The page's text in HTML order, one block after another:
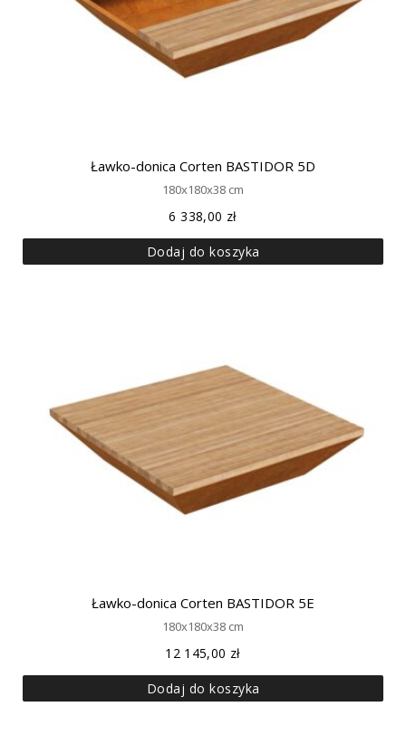
Ławko-donica Corten BASTIDOR 5D
180x180x38 cm
6 338,00 zł
Dodaj do koszyka
Ławko-donica Corten BASTIDOR 5E
180x180x38 cm
12 145,00 zł
Dodaj do koszyka